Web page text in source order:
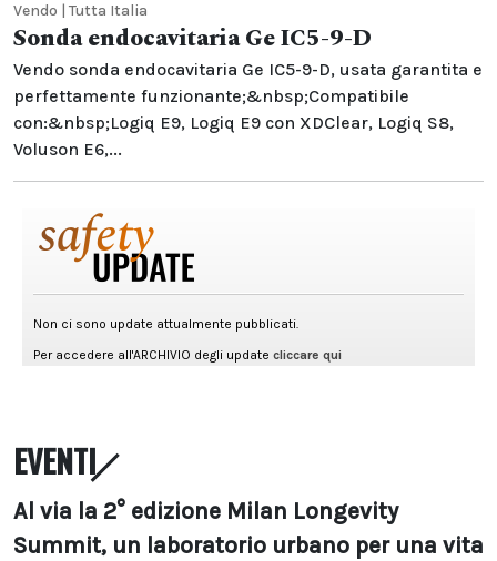
Vendo | Tutta Italia
Sonda endocavitaria Ge IC5-9-D
Vendo sonda endocavitaria Ge IC5-9-D, usata garantita e
perfettamente funzionante;&nbsp;Compatibile
con:&nbsp;Logiq E9, Logiq E9 con XDClear, Logiq S8,
Voluson E6,...
EVENTI
Al via la 2° edizione Milan Longevity
Summit, un laboratorio urbano per una vita